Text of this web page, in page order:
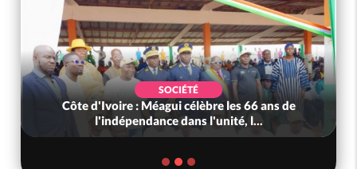
SOCIÉTÉ
Côte d'Ivoire : Méagui célèbre les 66 ans de
l'indépendance dans l'unité, l...